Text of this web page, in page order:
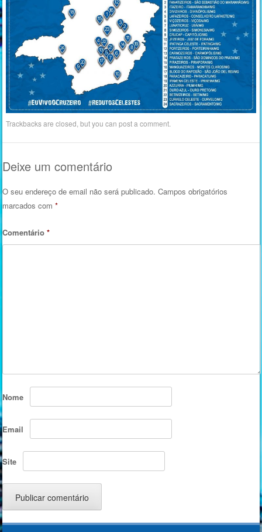
Trackbacks are closed, but you canpost a comment
Deixe um comentário
O seu endereço de email não será publicado. Campos obrigatórios
marcados com*
Comentário*
Nome
Email
Site